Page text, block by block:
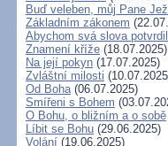
Buď veleben, můj Pane
Základním zákonem
Abychom svá slova
Znamení kříže (18.07.2025)
Na její pokyn (17.07.2025)
Zvláštní milosti
Od Boha(06.07.2025)
Smířeni s Bohem
O Bohu, o bližním a o sobě
Líbit se Bohu (29.06.2025)
Volání (19.06.2025)